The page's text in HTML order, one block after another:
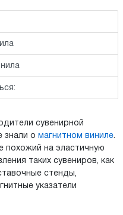
сувенирной
знали о магнитном виниле.
похожий на эластичную
таких сувениров, как
стенды,
указатели